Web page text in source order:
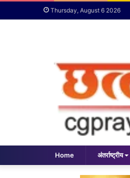
Thursday, August 6 2026
Home अंतर्राष्ट्रीय